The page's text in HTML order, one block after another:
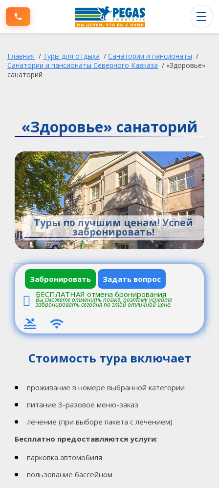
Туры по России
Информация для клиентов
Главная / Туры для отдыха / Санатории и пансионаты /
Санатории и пансионаты Северного Кавказа / «Здоровье»
санаторий
«Здоровье» санаторий
Туры по лучшим ценам! Успей
забронировать!
Забронировать
Задать вопрос
БЕСПЛАТНАЯ отмена бронирования
Вы сможете отменить позже, поэтому успейте
забронировать сегодня по этой отличной цене.
Стоимость тура включает
проживание в номере выбранной категории
питание 3-разовое меню-заказ
лечение (при выборе пакета с лечением)
Бесплатно предоставляются услуги:
парковка автомобиля
пользование бассейном